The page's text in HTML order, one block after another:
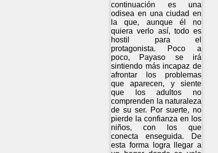
continuación es una
odisea en una ciudad en
la que, aunque él no
quiera verlo así, todo es
hostil para el
protagonista. Poco a
poco, Payaso se irá
sintiendo más incapaz de
afrontar los problemas
que aparecen, y siente
que los adultos no
comprenden la naturaleza
de su ser. Por suerte, no
pierde la confianza en los
niños, con los que
conecta enseguida. De
esta forma logra llegar a